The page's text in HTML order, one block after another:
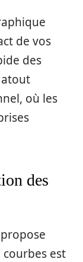
de vos
des
où les
des
est